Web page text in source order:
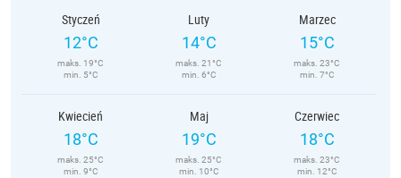
Styczeń
12°C
maks. 19°C
min. 5°C
Luty
14°C
maks. 21°C
min. 6°C
Marzec
15°C
maks. 23°C
min. 7°C
Kwiecień
18°C
maks. 25°C
min. 9°C
Maj
19°C
maks. 25°C
min. 10°C
Czerwiec
18°C
maks. 23°C
min. 12°C